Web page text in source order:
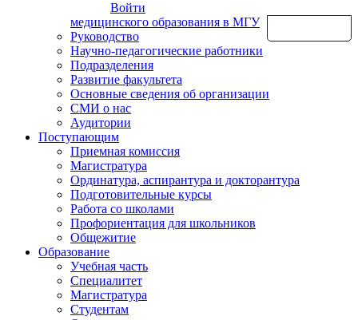
Войти
медицинского образования в МГУ
Руководство
Научно-педагогические работники
Подразделения
Развитие факультета
Основные сведения об организации
СМИ о нас
Аудитории
Поступающим
Приемная комиссия
Магистратура
Ординатура, аспирантура и докторантура
Подготовительные курсы
Работа со школами
Профориентация для школьников
Общежитие
Образование
Учебная часть
Специалитет
Магистратура
Студентам